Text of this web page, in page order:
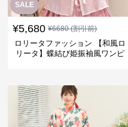
SALE
¥5,680 ¥6680(割引前)
ロリータファッション 【和風ロ
リータ】蝶結び姫振袖風ワンピ